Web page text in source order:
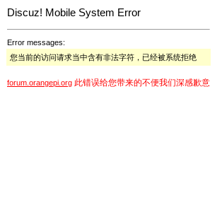
Discuz! Mobile System Error
Error messages:
您当前的访问请求当中含有非法字符，已经被系统拒绝
forum.orangepi.org 此错误给您带来的不便我们深感歉意